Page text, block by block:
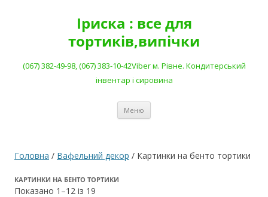
Іриска : все для
тортиків,випічки
(067) 382-49-98, (067) 383-10-42Viber м. Рівне. Кондитерський
інвентар і сировина
Меню
Головна / Вафельний декор / Картинки на бенто тортики
КАРТИНКИ НА БЕНТО ТОРТИКИ
Показано 1–12 із 19